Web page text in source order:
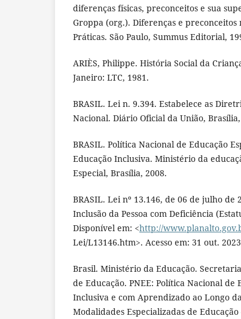
diferenças físicas, preconceitos e sua
Groppa (org.). Diferenças e
Práticas. São Paulo, Summus Editorial,
ARIÈS, Philippe. História Social da
Janeiro: LTC, 1981.
BRASIL. Lei n. 9.394. Estabelece as
Nacional. Diário Oficial da União,
BRASIL. Política Nacional de Educação
Educação Inclusiva. Ministério da
Especial, Brasília, 2008.
BRASIL. Lei nº 13.146, de 06 de julho
Inclusão da Pessoa com Deficiência
Disponível em: <http://
Lei/L13146.htm>. Acesso em: 31 out.
Brasil. Ministério da Educação.
de Educação. PNEE: Política Nacional de
Inclusiva e com Aprendizado ao Longo
Modalidades Especializadas de Educação